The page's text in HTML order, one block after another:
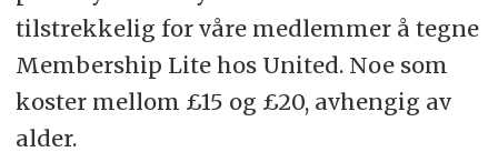
tilstrekkelig for våre medlemmer å tegne
Membership Lite hos United. Noe som
koster mellom £15 og £20, avhengig av
alder.